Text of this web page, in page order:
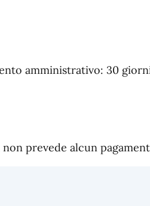
amministrativo: 30
prevede alcun